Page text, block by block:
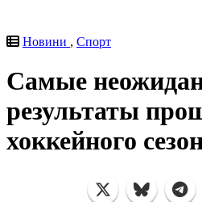
Новини , Спорт
Самые
результаты
хоккейного